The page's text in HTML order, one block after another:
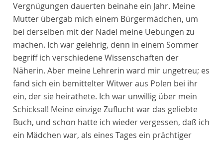
Vergnügungen dauerten beinahe ein Jahr. Meine
Mutter übergab mich einem Bürgermädchen, um
bei derselben mit der Nadel meine Uebungen zu
machen. Ich war gelehrig, denn in einem Sommer
begriff ich verschiedene Wissenschaften der
Näherin. Aber meine Lehrerin ward mir ungetreu; es
fand sich ein bemittelter Witwer aus Polen bei ihr
ein, der sie heirathete. Ich war unwillig über mein
Schicksal! Meine einzige Zuflucht war das geliebte
Buch, und schon hatte ich wieder vergessen, daß ich
ein Mädchen war, als eines Tages ein prächtiger